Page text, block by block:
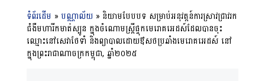
ទំព័រដើម » បណ្ណាល័យ» និយាមបែបបទ សម្រាប់អនុវត្តន៍ការស្រាវជ្រាវរក
ជំងឺមហារីកមាត់ស្បូន ក្នុងចំណោមស្រ្តីផ្ទុកមេរោគអេដស៍ដែលបានចុះ
ឈ្មោះនៅសេវាថែទាំ និងព្យាបាលដោយឳសថប្រឆាំងមេរោគអេដស៍ នៅ
ក្នុងព្រះរាជាណាចក្រកម្ពុជា, ឆ្នាំ២០២៥